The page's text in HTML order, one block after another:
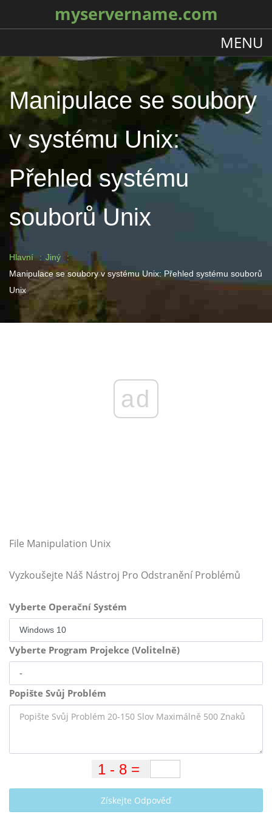
myservername.com
MENU
Manipulace se soubory
v systému Unix:
Přehled systému
souborů Unix
Hlavní
Jiný
Manipulace se soubory v systému Unix: Přehled systému souborů
Unix
ad
File Manipulation Unix
Vyzkoušejte Náš Nástroj Pro Odstranění Problémů
Vyberte Operační Systém
Vyberte Program Projekce (Volitelně)
Popište Svůj Problém
Získejte Odpověď